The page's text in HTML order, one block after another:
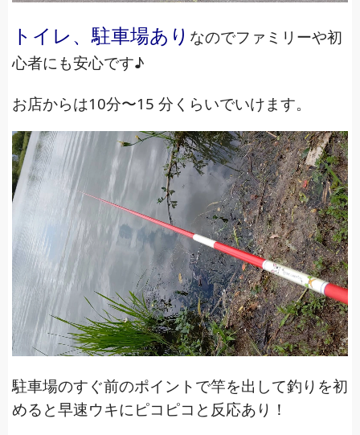
トイレ、駐車場あり なのでファミリーや初
心者にも安心です♪
お店からは10分〜15 分くらいでいけます。
駐車場のすぐ前のポイントで竿を出して釣りを初
めると早速ウキにピコピコと反応あり！